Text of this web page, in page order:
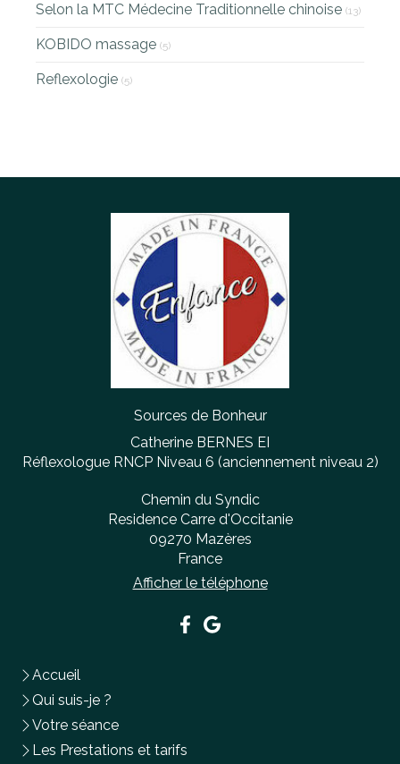
Selon la MTC Médecine Traditionnelle chinoise (13)
KOBIDO massage (5)
Reflexologie (5)
Sources de Bonheur
Catherine BERNES EI
Réflexologue RNCP Niveau 6 (anciennement niveau 2)
Chemin du Syndic
Residence Carre d'Occitanie
09270 Mazères
France
Afficher le téléphone
Accueil
Qui suis-je ?
Votre séance
Les Prestations et tarifs